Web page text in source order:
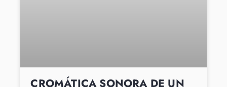
CROMÁTICA SONORA DE UN